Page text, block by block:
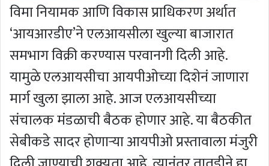
विमा नियामक आणि विकास प्राधिकरण अर्थात
‘आयआरडीए’ने एलआयसीला खुल्या बाजारात
समभाग विक्री करण्यास परवानगी दिली आहे.
यामुळे एलआयसीचा आयपीओच्या दिशेनं जाणारा
मार्ग खुला झाला आहे. आज एलआयसीच्या
संचालक मंडळाची बैठक होणार आहे. या बैठकीत
सेबीकडे सादर होणाऱ्या आयपीओ प्रस्तावाला मंजुरी